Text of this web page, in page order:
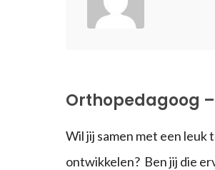
Orthopedagoog
Wil jij samen met een leuk
ontwikkelen? Ben jij die